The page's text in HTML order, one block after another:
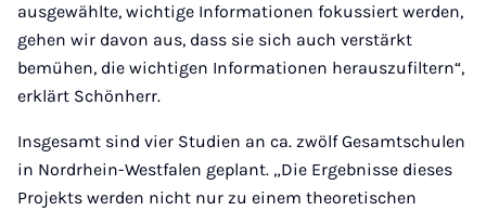
ausgewählte, wichtige Informationen fokussiert werden,
gehen wir davon aus, dass sie sich auch verstärkt
bemühen, die wichtigen Informationen herauszufiltern“,
erklärt Schönherr.
Insgesamt sind vier Studien an ca. zwölf Gesamtschulen
in Nordrhein-Westfalen geplant. „Die Ergebnisse dieses
Projekts werden nicht nur zu einem theoretischen